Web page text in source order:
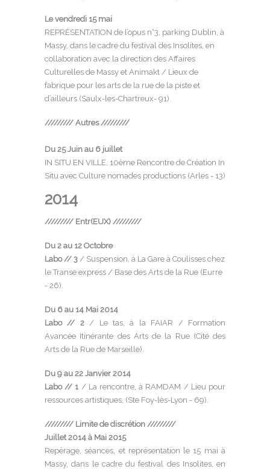
Le vendredi 15 mai
REPRÉSENTATION de l’opus n°3, parking Dublin, à
Massy, dans le cadre du festival des Insolites, en
collaboration avec la direction des Affaires
Culturelles de Massy et Animakt / Lieux de
fabrique pour les arts de la rue de la piste et
d’ailleurs (Saulx-les-Chartreux- 91).
///////// Autres/////////
Du 25 Juin au 6 juillet
IN SITU EN VILLE, 10ème Rencontre de Création In
Situ avec Culture nomades productions (Arles - 13)
2014
///////// Entr(EUX) /////////
Du 2 au 12 Octobre
Labo // 3 / Suspension, à La Gare à Coulisses chez
le Transe express / Base des Arts de la Rue (Eurre
- 26).
Du 6 au 14 Mai 2014
Labo // 2/ Le tas, à la FAIAR / Formation
Avancée Itinérante des Arts de la Rue (Cité des
Arts de la Rue de Marseille).
Du 9 au 22 Janvier 2014
Labo // 1 / La rencontre, à RAMDAM / Lieu pour
ressources artistiques, (Ste Foy-lès-Lyon - 69).
///////// Limite de discrétion /////////
Juillet 2014 à Mai 2015
Repérage, séances, et représentation le 15 mai à
Massy, dans le cadre du festival des Insolites, en